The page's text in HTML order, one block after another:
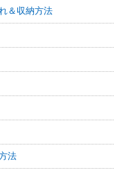
＆収納方法
法